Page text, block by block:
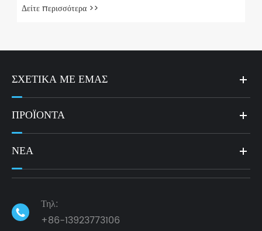
Δείτε περισσότερα >>
ΣΧΕΤΙΚΆ ΜΕ ΕΜΆΣ
ΠΡΟΪΌΝΤΑ
ΝΈΑ

Τηλ:
+86-13923773106